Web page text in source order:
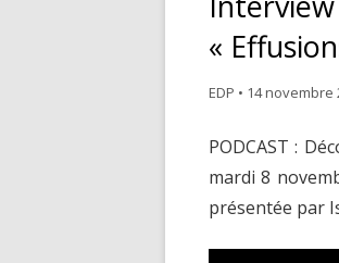
«
EDP • 14 novembre
PODCAST :
mardi 8
présentée par